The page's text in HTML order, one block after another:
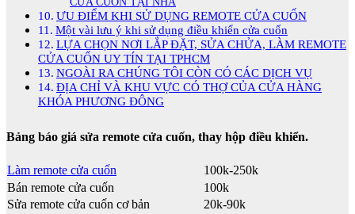
ƯU ĐIỂM KHI SỬ DỤNG REMOTE CỬA CUỐN
Một vài lưu ý khi sử dụng điều khiển cửa cuốn
LỰA CHỌN NƠI LẮP ĐẶT, SỬA CHỬA, LÀM REMOTE
CỬA CUỐN UY TÍN TẠI TPHCM
NGOÀI RA CHÚNG TÔI CÒN CÓ CÁC DỊCH VỤ
ĐỊA CHỈ VÀ KHU VỰC CÓ THỢ CỦA CỬA HÀNG
KHÓA PHƯƠNG ĐÔNG
Bảng báo giá sửa remote cửa cuốn, thay hộp điều khiển.
Làm remote cửa cuốn
100k-250k
Bán remote cửa cuốn
100k
Sửa remote cửa cuốn cơ bản
20k-90k